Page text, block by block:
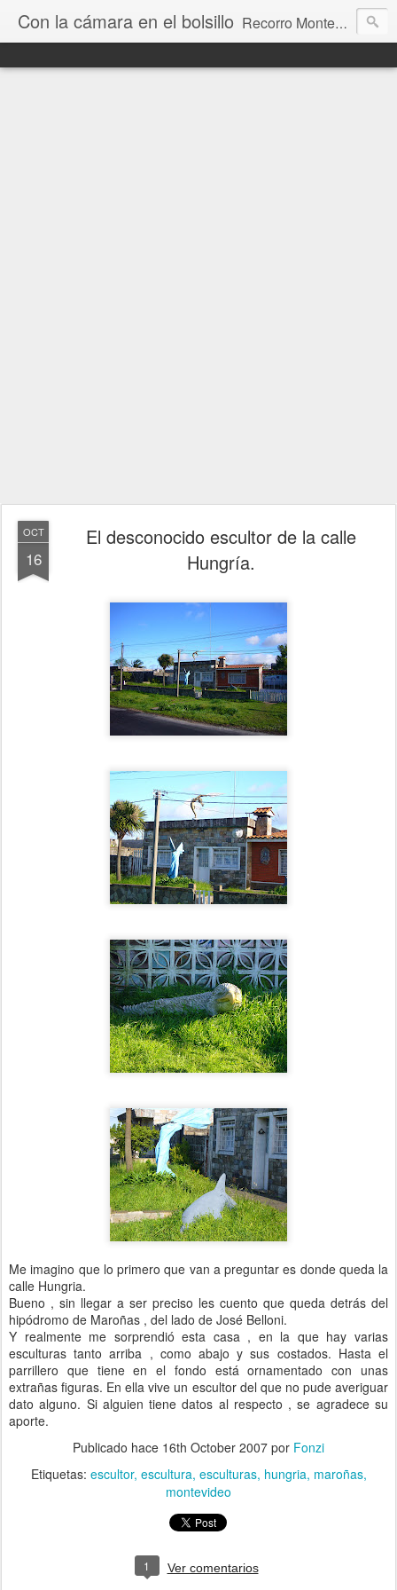
Con la cámara en el bolsillo Recorro Montevideo y el mundo. Fotos e historias de aquí y allá.
OCT
16
El desconocido escultor de la calle
Hungría.
Me imagino que lo primero que van a preguntar es donde queda la
calle Hungria.
Bueno , sin llegar a ser preciso les cuento que queda detrás del
hipódromo de Maroñas , del lado de José Belloni.
Y realmente me sorprendió esta casa , en la que hay varias
esculturas tanto arriba , como abajo y sus costados. Hasta el
parrillero que tiene en el fondo está ornamentado con unas
extrañas figuras. En ella vive un escultor del que no pude averiguar
dato alguno. Si alguien tiene datos al respecto , se agradece su
aporte.
Publicado hace 16th October 2007 por Fonzi
Etiquetas: escultor escultura esculturas hungria maroñas
montevideo
1 Ver comentarios